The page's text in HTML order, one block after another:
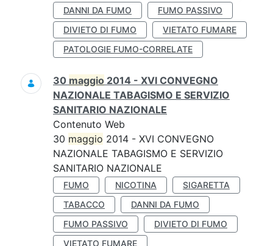
DANNI DA FUMO
FUMO PASSIVO
DIVIETO DI FUMO
VIETATO FUMARE
PATOLOGIE FUMO-CORRELATE
30 maggio 2014 - XVI CONVEGNO
NAZIONALE TABAGISMO E SERVIZIO
SANITARIO NAZIONALE
Contenuto Web
30 maggio 2014 - XVI CONVEGNO
NAZIONALE TABAGISMO E SERVIZIO
SANITARIO NAZIONALE
FUMO NICOTINA
SIGARETTA
TABACCO
DANNI DA FUMO
FUMO PASSIVO
DIVIETO DI FUMO
VIETATO FUMARE